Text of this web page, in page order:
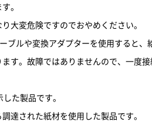
。
変危険ですのでおやめください。
や変換アダプターを使用すると、
。故障ではありませんので、一度
た製品です。
達された紙材を使用した製品です。